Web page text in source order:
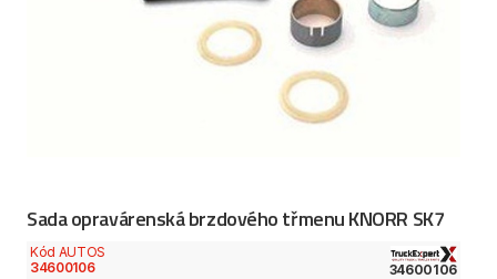
Sada opravárenská brzdového třmenu KNORR SK7
Kód AUTOS
34600106
34600106